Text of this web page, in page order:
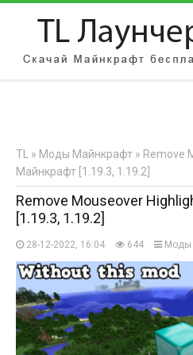
АВТОРИЗАЦИЯ НА САЙТЕ
TL » Моды Майнкрафт » Remove
Майнкрафт [1.19.3, 1.19.2]
Remove Mouseover
[1.19.3, 1.19.2]
28-12-2022, 16:04 644 Моды